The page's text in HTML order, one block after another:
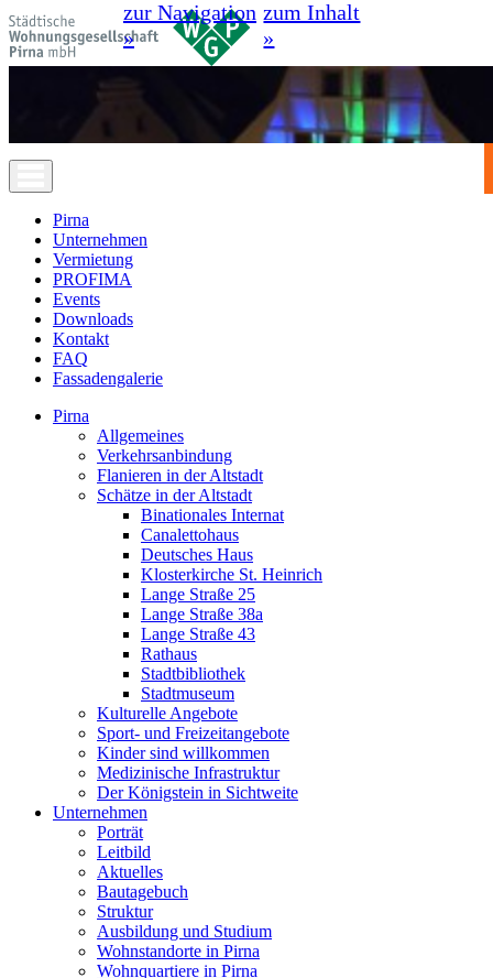
zur Navigation
»
zum Inhalt
»
Pirna
Unternehmen
Vermietung
PROFIMA
Events
Downloads
Kontakt
FAQ
Fassadengalerie
Pirna
Allgemeines
Verkehrsanbindung
Flanieren in der Altstadt
Schätze in der Altstadt
Binationales Internat
Canalettohaus
Deutsches Haus
Klosterkirche St. Heinrich
Lange Straße 25
Lange Straße 38a
Lange Straße 43
Rathaus
Stadtbibliothek
Stadtmuseum
Kulturelle Angebote
Sport- und Freizeitangebote
Kinder sind willkommen
Medizinische Infrastruktur
Der Königstein in Sichtweite
Unternehmen
Porträt
Leitbild
Aktuelles
Bautagebuch
Struktur
Ausbildung und Studium
Wohnstandorte in Pirna
Wohnquartiere in Pirna